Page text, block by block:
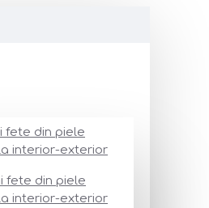
fete din piele
interior-exterior
fete din piele
interior-exterior